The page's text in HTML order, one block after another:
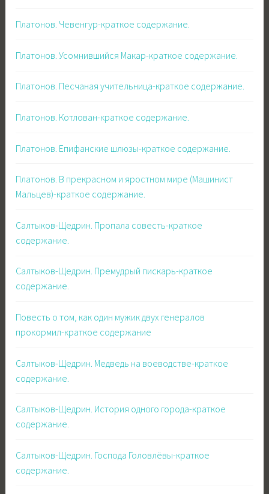
Платонов. Чевенгур-краткое содержание.
Платонов. Усомнившийся Макар-краткое содержание.
Платонов. Песчаная учительница-краткое содержание.
Платонов. Котлован-краткое содержание.
Платонов. Епифанские шлюзы-краткое содержание.
Платонов. В прекрасном и яростном мире (Машинист
Мальцев)-краткое содержание.
Салтыков-Щедрин. Пропала совесть-краткое
содержание.
Салтыков-Щедрин. Премудрый пискарь-краткое
содержание.
Повесть о том, как один мужик двух генералов
прокормил-краткое содержание
Салтыков-Щедрин. Медведь на воеводстве-краткое
содержание.
Салтыков-Щедрин. История одного города-краткое
содержание.
Салтыков-Щедрин. Господа Головлёвы-краткое
содержание.